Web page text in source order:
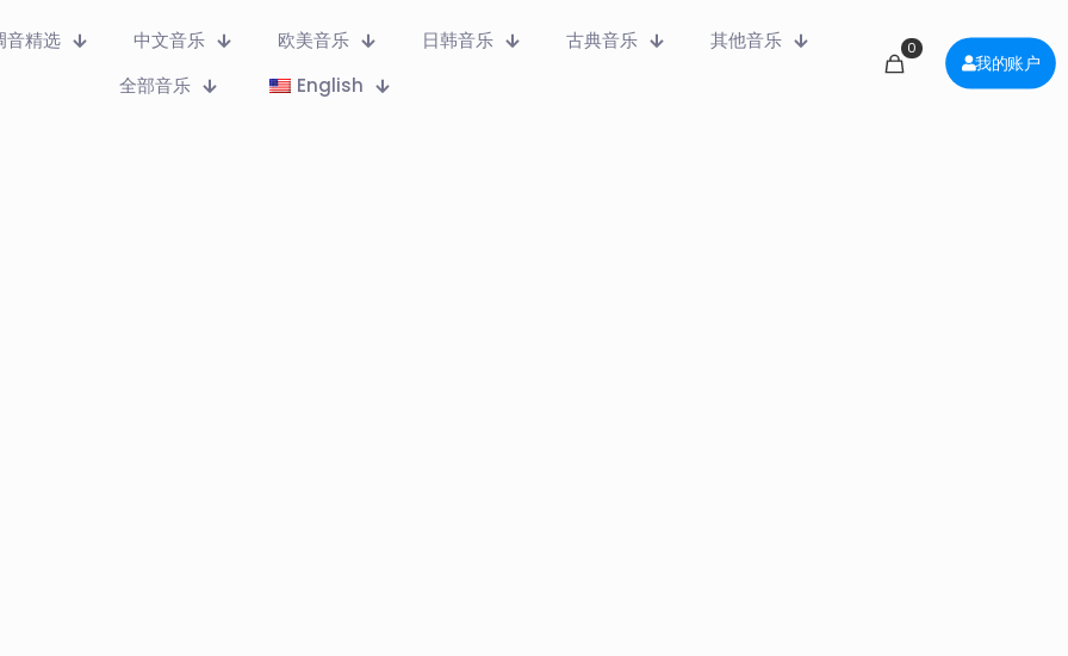
音精选 中文音乐 欧美音乐 日韩音乐 古典音乐
其他音乐
全部音乐
English
0
我的账户